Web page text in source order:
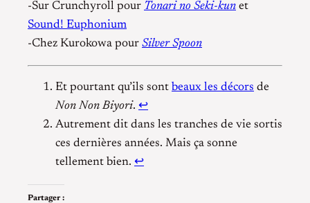
-Sur Crunchyroll pour Tonari no Seki-kun et
Sound! Euphonium
-Chez Kurokowa pour Silver Spoon
Et pourtant qu’ils sont beaux les décors de
Non Non Biyori. ↩
Autrement dit dans les tranches de vie sortis
ces dernières années. Mais ça sonne
tellement bien. ↩
Partager :